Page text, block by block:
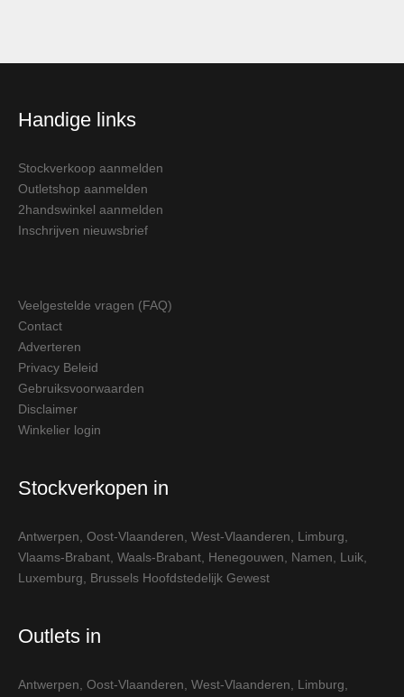
Handige links
Stockverkoop aanmelden
Outletshop aanmelden
2handswinkel aanmelden
Inschrijven nieuwsbrief
Veelgestelde vragen (FAQ)
Contact
Adverteren
Privacy Beleid
Gebruiksvoorwaarden
Disclaimer
Winkelier login
Stockverkopen in
Antwerpen Oost-Vlaanderen West-Vlaanderen Limburg
Vlaams-Brabant Waals-Brabant Henegouwen Namen Luik
Luxemburg
Brussels Hoofdstedelijk Gewest
Outlets in
Antwerpen Oost-Vlaanderen West-Vlaanderen Limburg